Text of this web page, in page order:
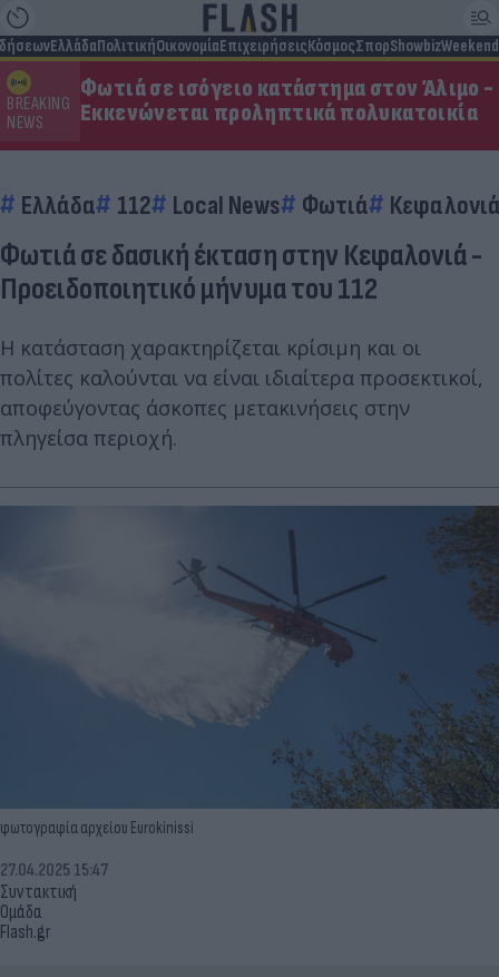
ΕλλάδαΠολιτικήΟικονομίαΕπιχειρήσειςΚόσμοςΣπορShowbizWeekend
BREAKING
NEWS
Φωτιά σε ισόγειο κατάστημα στον Άλιμο -
Εκκενώνεται προληπτικά πολυκατοικία
Ελλάδα 112 Local News Φωτιά
Φωτιά σε δασική έκταση στην Κεφαλονιά -
Προειδοποιητικό μήνυμα του 112
Η κατάσταση χαρακτηρίζεται κρίσιμη και οι
πολίτες καλούνται να είναι ιδιαίτερα προσεκτικοί,
αποφεύγοντας άσκοπες μετακινήσεις στην
πληγείσα περιοχή.
φωτoγραφία αρχείου Eurokinissi
Συντακτική
Ομάδα
Flash.gr
27.04.2025 15:47